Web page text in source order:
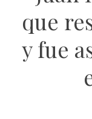
que
y fue